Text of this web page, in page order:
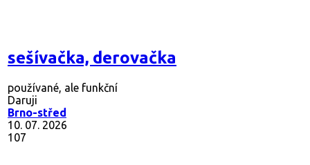
sešívačka, derovačka
používané, ale funkční
Daruji
Brno-střed
10. 07. 2026
107